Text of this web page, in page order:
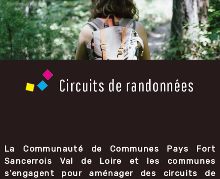
Circuits de randonnées
La Communauté de Communes Pays Fort
Sancerrois Val de Loire et les communes
s’engagent pour aménager des circuits de